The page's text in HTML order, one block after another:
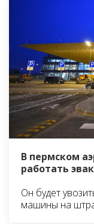
В пермском
работать
Он будет
машины на